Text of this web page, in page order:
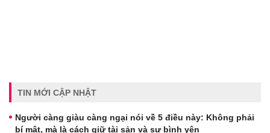
TIN MỚI CẬP NHẬT
Người càng giàu càng ngại nói về 5 điều này: Không phải
bí mật, mà là cách giữ tài sản và sự bình yên